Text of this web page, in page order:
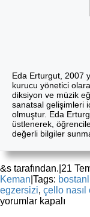
Eda Erturgut, 2007
kurucu yönetici
diksiyon ve müzik
sanatsal gelişimleri
olmuştur. Eda
üstlenerek,
değerli bilgiler
&s tarafından. 21
Keman Tags:
egzersizi, çello nasıl
yorumlar kapalı